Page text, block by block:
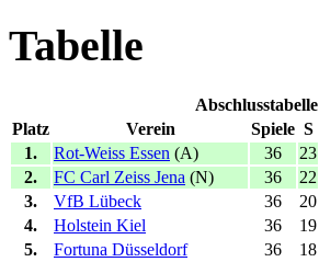
Tabelle
Abschlusstabelle
Platz
Verein Spiele S
1.
Rot-Weiss Essen (A) 36 23
2.
FC Carl Zeiss Jena (N) 36 22
3.
VfB Lübeck 36 20
4.
Holstein Kiel 36 19
5.
Fortuna Düsseldorf 36 18